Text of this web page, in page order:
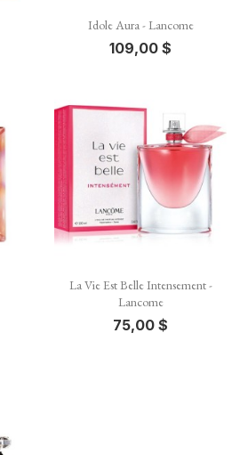
Idole Aura - Lancome
109,00 $
La Vie Est Belle Intensement -
Lancome
75,00 $